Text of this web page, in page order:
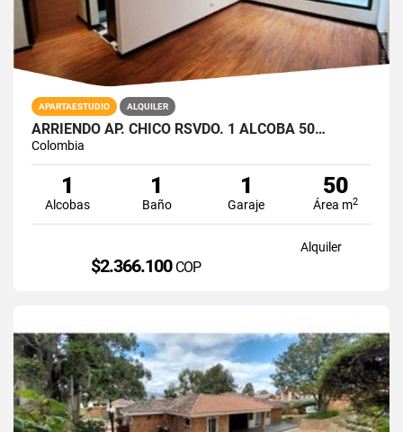
APARTAESTUDIO ALQUILER
ARRIENDO AP. CHICO RSVDO. 1 ALCOBA 50…
Colombia
1
Alcobas
1
Baño
1
Garaje
50
Área m2
Alquiler
$2.366.100 COP